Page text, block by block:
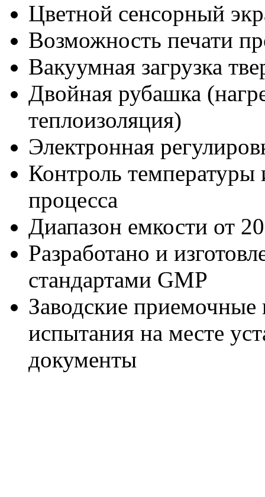
Цветной сенсорный
Возможность печати
Вакуумная загрузка
Двойная рубашка
теплоизоляция)
Электронная
Контроль
процесса
Диапазон емкости от
Разработано и
стандартами GMP
Заводские
испытания на месте
документы